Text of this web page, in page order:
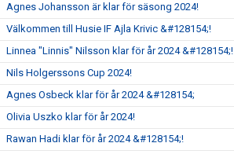
Agnes Johansson är klar för säsong 2024!
Välkommen till Husie IF Ajla Krivic &#128154;!
Linnea "Linnis" Nilsson klar för år 2024 &#128154;!
Nils Holgerssons Cup 2024!
Agnes Osbeck klar för år 2024 &#128154;
Olivia Uszko klar för år 2024!
Rawan Hadi klar för år 2024 &#128154;!